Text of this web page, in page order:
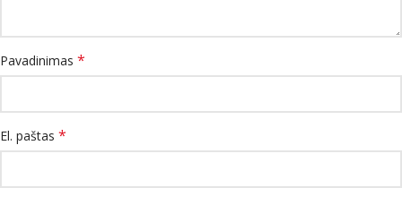
Pavadinimas *
El. paštas *